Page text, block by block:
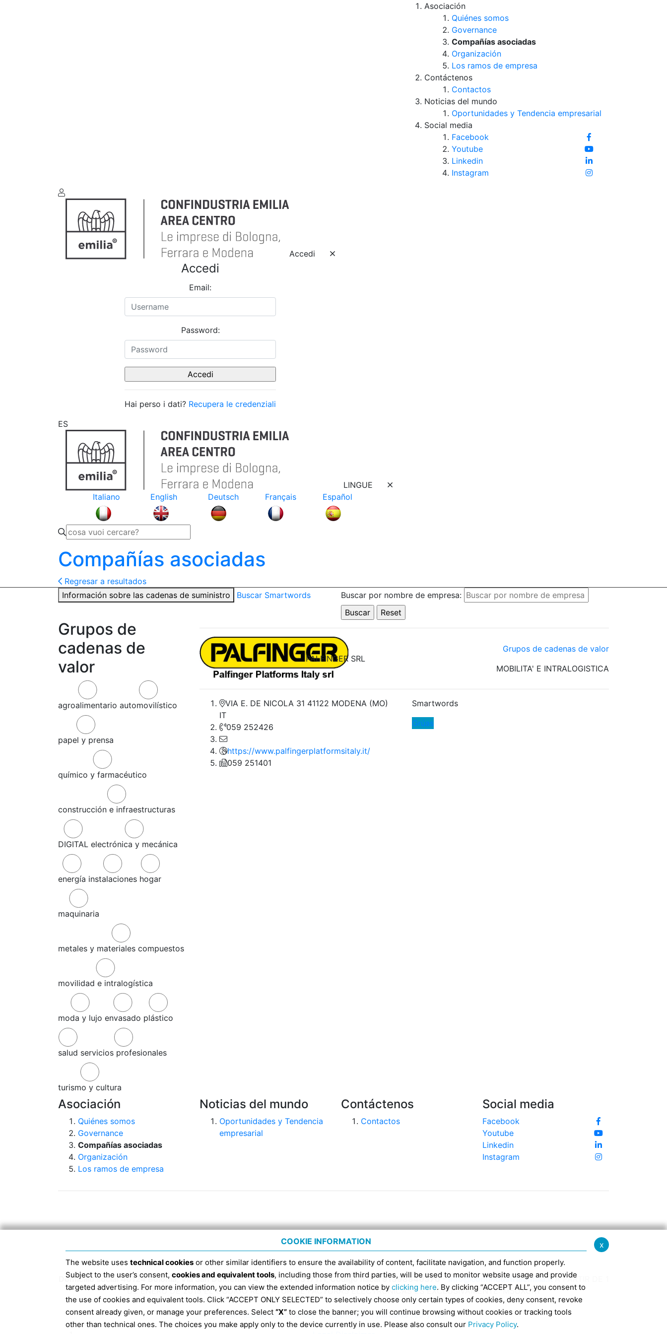
Asociación
Quiénes somos
Governance
Compañías asociadas
Organización
Los ramos de empresa
Contáctenos
Contactos
Noticias del mundo
Oportunidades y Tendencia empresarial
Social media
Facebook
Youtube
Linkedin
Instagram
Accedi
Accedi
Email:
Password:
Hai perso i dati? Recupera le credenziali
ES
LINGUE
Italiano
English Deutsch Français Español
Compañías asociadas
Regresar a resultados
Información sobre las cadenas de suministro
Buscar Smartwords Buscar por nombre de empresa:
Grupos de
cadenas de
valor
agroalimentario automovilístico
papel y prensa
químico y farmacéutico
construcción e infraestructuras
DIGITAL electrónica y mecánica
energía instalaciones hogar
maquinaria
metales y materiales compuestos
movilidad e intralogística
moda y lujo envasado plástico
salud servicios profesionales
turismo y cultura
PALFINGER SRL
Grupos de cadenas de valor
MOBILITA' E INTRALOGISTICA
VIA E. DE NICOLA 31 41122 MODENA (MO)
IT
059 252426
https://www.palfingerplatformsitaly.it/
059 251401
Smartwords
Grúas
Asociación
Quiénes somos
Governance
Compañías asociadas
Organización
Los ramos de empresa
Noticias del mundo
Oportunidades y Tendencia
empresarial
Contáctenos
Contactos
Social media
Facebook
Youtube
Linkedin
Instagram
Domicilio social 40124 Bolonia, Via San Domenico 4, Tel. 051 6317111, Código fiscal 91398840370 -info@confindustriaemilia.it A PARTIR DE 1
DE ENERO DE 2019 EL CÓDIGO RECEPTOR DE FACTURAS ELECTRÓNICAS ES EXCLUSIVAMENTE: M5UXCR1
Información según la Ley 124/2017 art. 1 párrafos 125 y 127
x
COOKIE INFORMATION
The website uses technical cookies or other similar identifiers to ensure the availability of content, facilitate navigation, and function properly.
Subject to the user’s consent, cookies and equivalent tools, including those from third parties, will be used to monitor website usage and provide
targeted advertising. For more information, you can view the extended information notice by clicking here. By clicking “ACCEPT ALL”, you consent to
the use of cookies and equivalent tools. Click “ACCEPT ONLY SELECTED” to selectively choose only certain types of cookies, deny consent, revoke
consent already given, or manage your preferences. Select “X” to close the banner; you will continue browsing without cookies or tracking tools
other than technical ones. The choices you make apply only to the device currently in use. Please also consult our Privacy Policy.